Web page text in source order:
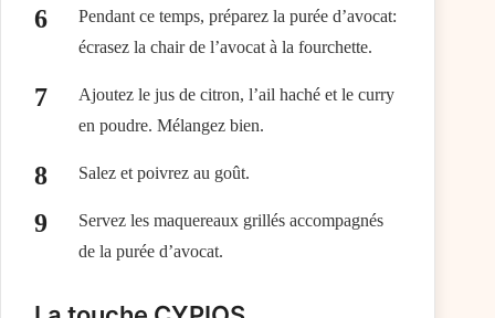
Pendant ce temps, préparez la purée d’avocat:
écrasez la chair de l’avocat à la fourchette.
Ajoutez le jus de citron, l’ail haché et le curry
en poudre. Mélangez bien.
Salez et poivrez au goût.
Servez les maquereaux grillés accompagnés
de la purée d’avocat.